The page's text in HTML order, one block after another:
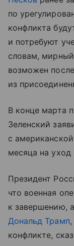
по
конфликта
и потребуют
словам,
возможен
из
В конце марта
Зеленский
с
месяца на уход
Президент
что военная
к завершению,
Дональд Трамп
конфликте,